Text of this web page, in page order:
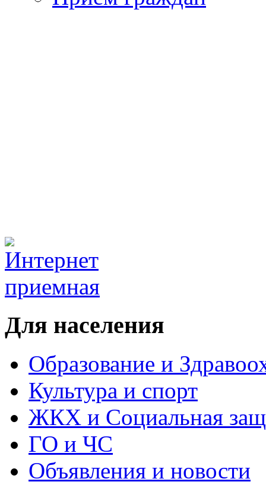
Для населения
Образование и
Культура и спорт
ЖКХ и Социальная
ГО и ЧС
Объявления и новости